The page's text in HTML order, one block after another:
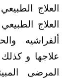
العلاج
العلاج
ألفراشيه
علاجها و
المرضى